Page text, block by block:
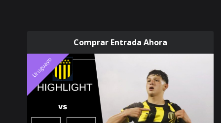
Comprar Entrada Ahora
Uruguayo